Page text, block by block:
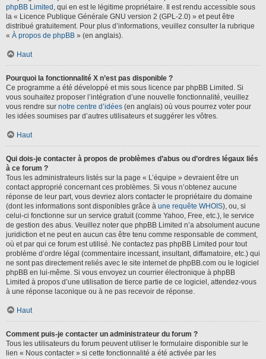
phpBB Limited , qui en est le légitime propriétaire. Il est rendu accessible sous
la « Licence Publique Générale GNU version 2 (GPL-2.0) » et peut être
distribué gratuitement. Pour plus d’informations, veuillez consulter la rubrique
« À propos de phpBB » (en anglais).
Haut
Pourquoi la fonctionnalité X n’est pas disponible ?
Ce programme a été développé et mis sous licence par phpBB Limited. Si
vous souhaitez proposer l’intégration d’une nouvelle fonctionnalité, veuillez
vous rendre sur notre centre d’idées (en anglais) où vous pourrez voter pour
les idées soumises par d’autres utilisateurs et suggérer les vôtres.
Haut
Qui dois-je contacter à propos de problèmes d’abus ou d’ordres légaux liés
à ce forum ?
Tous les administrateurs listés sur la page « L’équipe » devraient être un
contact approprié concernant ces problèmes. Si vous n’obtenez aucune
réponse de leur part, vous devriez alors contacter le propriétaire du domaine
(dont les informations sont disponibles grâce à une requête WHOIS), ou, si
celui-ci fonctionne sur un service gratuit (comme Yahoo, Free, etc.), le service
de gestion des abus. Veuillez noter que phpBB Limited n’a absolument aucune
juridiction et ne peut en aucun cas être tenu comme responsable de comment,
où et par qui ce forum est utilisé. Ne contactez pas phpBB Limited pour tout
problème d’ordre légal (commentaire incessant, insultant, diffamatoire, etc.) qui
ne sont pas directement reliés avec le site internet de phpBB.com ou le logiciel
phpBB en lui-même. Si vous envoyez un courrier électronique à phpBB
Limited à propos d’une utilisation de tierce partie de ce logiciel, attendez-vous
à une réponse laconique ou à ne pas recevoir de réponse.
Haut
Comment puis-je contacter un administrateur du forum ?
Tous les utilisateurs du forum peuvent utiliser le formulaire disponible sur le
lien « Nous contacter » si cette fonctionnalité a été activée par les